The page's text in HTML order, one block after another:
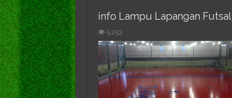
info Lampu Lapangan Futsal
5,253